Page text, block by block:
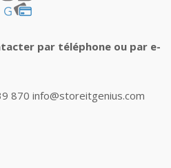
par téléphone ou par e-
870 info@storeitgenius.com